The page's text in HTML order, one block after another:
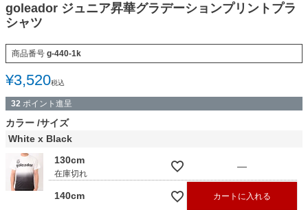
goleador ジュニア昇華グラデーションプリントプラ
シャツ
商品番号 g-440-1k
¥3,520税込
32 ポイント進呈
カラー サイズ
White x Black
130cm
在庫切れ
—
140cm カートに入れる